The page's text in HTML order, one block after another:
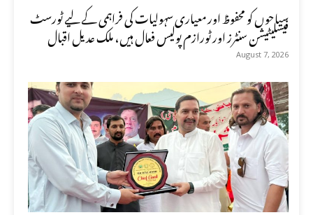
سیاحوں کو محفوظ اور معیاری سہولیات کی فراہمی کے لیے ٹورسٹ
فیسلیٹیشن سنٹرز اور ٹورازم پولیس فعال ہیں، ملک عدیل اقبال
August 7, 2026